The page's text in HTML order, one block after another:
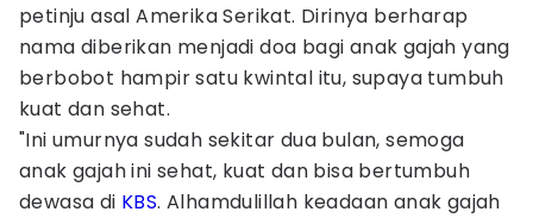
petinju asal Amerika Serikat. Dirinya berharap
nama diberikan menjadi doa bagi anak gajah yang
berbobot hampir satu kwintal itu, supaya tumbuh
kuat dan sehat.
"Ini umurnya sudah sekitar dua bulan, semoga
anak gajah ini sehat, kuat dan bisa bertumbuh
dewasa di KBS. Alhamdulillah keadaan anak gajah